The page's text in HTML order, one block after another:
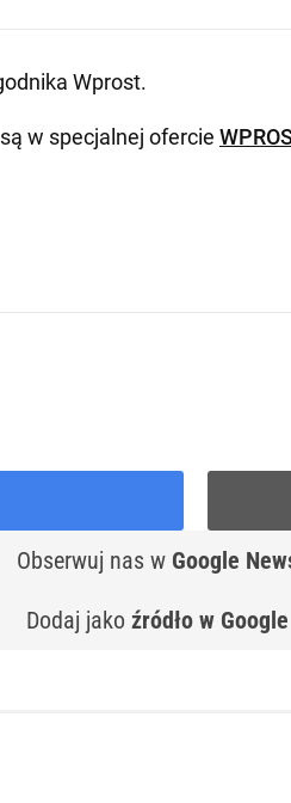
Wprost.
w specjalnej ofercie
Obserwuj nas w Google
Dodaj jako źródło w Google